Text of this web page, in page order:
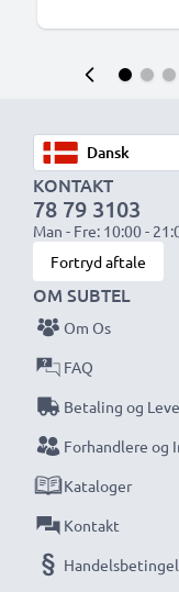
KONTAKT
78 79 3103
Man - Fre: 10:00 -
Fortryd aftale
OM SUBTEL
Om Os
FAQ
Betaling og
Forhandlere og
Kataloger
Kontakt